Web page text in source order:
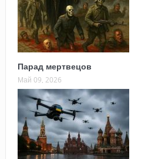
Парад мертвецов
Май 09, 2026